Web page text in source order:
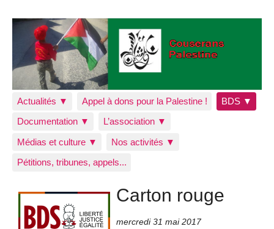
Actualités ▼ Appel à dons pour la Palestine !
BDS ▼
Documentation ▼
L’association ▼
Médias et culture ▼
Nos activités ▼
Pétitions, tribunes, appels...
Carton rouge
mercredi 31 mai 2017